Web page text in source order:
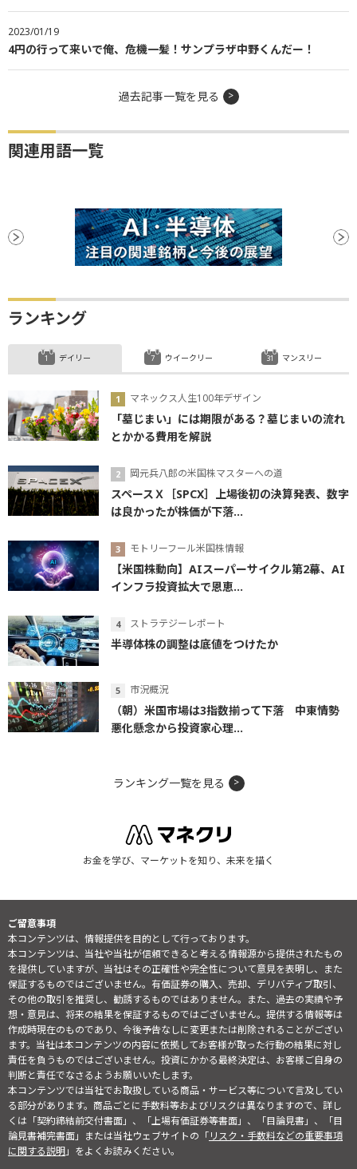
2023/01/19
4円の行って来いで俺、危機一髪！サンプラザ中野くんだー！
過去記事一覧を見る
関連用語一覧
ランキング
デイリー
マネックス人生100年デザイン
「墓じまい」には期限がある？墓じまいの流れ
とかかる費用を解説
岡元兵八郎の米国株マスターへの道
スペースＸ［SPCX］上場後初の決算発表、数字
は良かったが株価が下落...
モトリーフール米国株情報
【米国株動向】AIスーパーサイクル第2幕、AI
インフラ投資拡大で恩恵...
ストラテジーレポート
半導体株の調整は底値をつけたか
市況概況
（朝）米国市場は3指数揃って下落 中東情勢
悪化懸念から投資家心理...
ウイークリー マンスリー
ランキング一覧を見る
お金を学び、マーケットを知り、未来を描く
ご留意事項
本コンテンツは、情報提供を目的として行っております。
本コンテンツは、当社や当社が信頼できると考える情報源から提供されたもの
を提供していますが、当社はその正確性や完全性について意見を表明し、また
保証するものではございません。有価証券の購入、売却、デリバティブ取引、
その他の取引を推奨し、勧誘するものではありません。また、過去の実績や予
想・意見は、将来の結果を保証するものではございません。提供する情報等は
作成時現在のものであり、今後予告なしに変更または削除されることがござい
ます。当社は本コンテンツの内容に依拠してお客様が取った行動の結果に対し
責任を負うものではございません。投資にかかる最終決定は、お客様ご自身の
判断と責任でなさるようお願いいたします。
本コンテンツでは当社でお取扱している商品・サービス等について言及してい
る部分があります。商品ごとに手数料等およびリスクは異なりますので、詳し
くは「契約締結前交付書面」、「上場有価証券等書面」、「目論見書」、「目
論見書補完書面」または当社ウェブサイトの「リスク・手数料などの重要事項
に関する説明」をよくお読みください。